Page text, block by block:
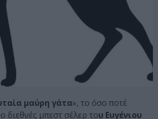
μαύρη γάτα», το όσο ποτέ
διεθνές μπεστ σέλερ του Ευγένιου